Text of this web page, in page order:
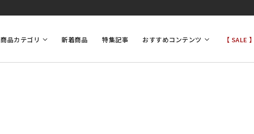
商品カテゴリ 新着商品 特集記事 おすすめコンテンツ 【 SALE 】